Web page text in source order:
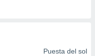
Puesta del sol